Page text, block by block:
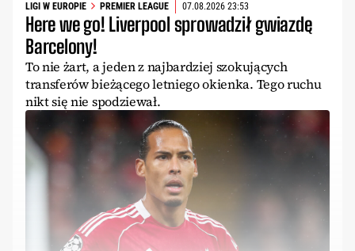
LIGI W EUROPIE PREMIER LEAGUE 07.08.2026 23:53
Here we go! Liverpool sprowadził gwiazdę
Barcelony!
To nie żart, a jeden z najbardziej szokujących
transferów bieżącego letniego okienka. Tego ruchu
nikt się nie spodziewał.